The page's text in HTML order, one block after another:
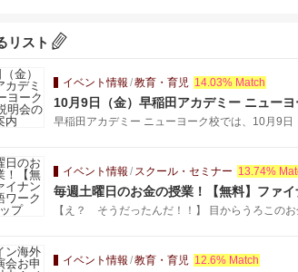
リスト
イベント情報 /教育・育児 14.03% Match
10月9日（金）早稲田アカデミー ニュー
早稲田アカデミー ニューヨーク校では、10月9
イベント情報 / スクール・セミナー 13.74%
毎週土曜日のお金の授業！【無料】ファ
【え？ そうだったんだ！！】 目からうろこの
イベント情報 /教育・育児 12.6% Match